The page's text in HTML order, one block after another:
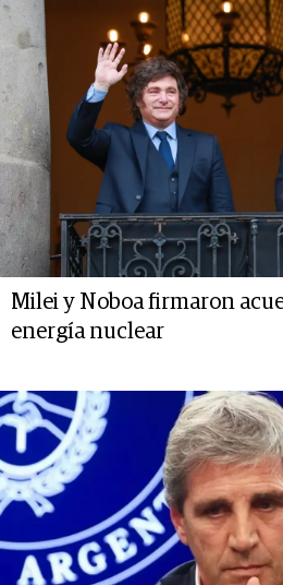
Milei y Noboa firmaron
energía nuclear